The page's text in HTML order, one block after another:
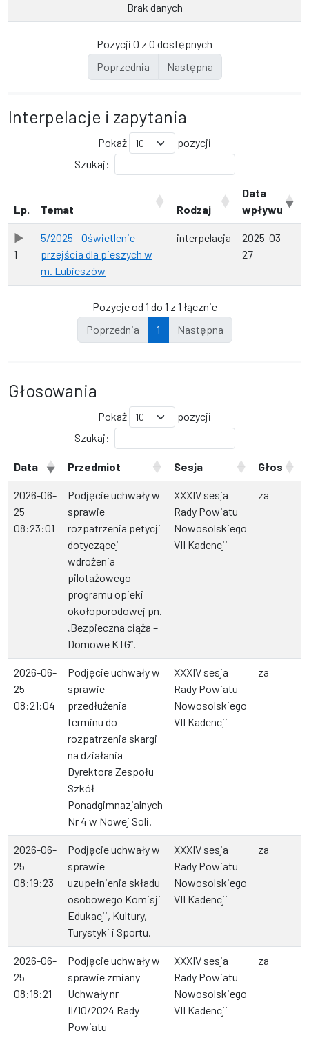
Brak danych
Pozycji 0 z 0 dostępnych
Poprzednia
Następna
Interpelacje i zapytania
Pokaż
pozycji
Szukaj:
Lp. Temat Rodzaj
Data
wpływu
1
5/2025 - Oświetlenie
przejścia dla pieszych w
m. Lubieszów
interpelacja
2025-03-
27
Pozycje od 1 do 1 z 1 łącznie
Poprzednia
1 Następna
Głosowania
Pokaż
pozycji
Szukaj:
Data Przedmiot Sesja Głos
2026-06-
25
08:23:01
Podjęcie uchwały w
sprawie
rozpatrzenia petycji
dotyczącej
wdrożenia
pilotażowego
programu opieki
okołoporodowej pn.
„Bezpieczna ciąża –
Domowe KTG”.
XXXIV sesja
Rady Powiatu
Nowosolskiego
VII Kadencji
za
2026-06-
25
08:21:04
Podjęcie uchwały w
sprawie
przedłużenia
terminu do
rozpatrzenia skargi
na działania
Dyrektora Zespołu
Szkół
Ponadgimnazjalnych
Nr 4 w Nowej Soli.
XXXIV sesja
Rady Powiatu
Nowosolskiego
VII Kadencji
za
2026-06-
25
08:19:23
Podjęcie uchwały w
sprawie
uzupełnienia składu
osobowego Komisji
Edukacji, Kultury,
Turystyki i Sportu.
XXXIV sesja
Rady Powiatu
Nowosolskiego
VII Kadencji
za
2026-06-
25
08:18:21
Podjęcie uchwały w
sprawie zmiany
Uchwały nr
II/10/2024 Rady
Powiatu
XXXIV sesja
Rady Powiatu
Nowosolskiego
VII Kadencji
za